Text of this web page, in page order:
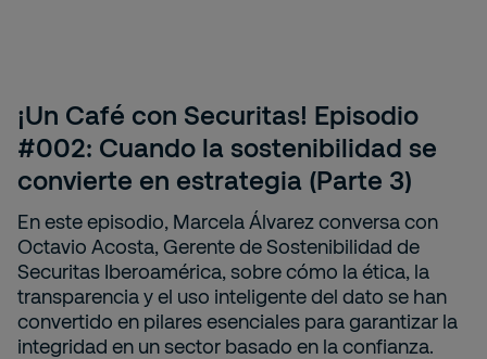
¡Un Café con Securitas! Episodio
#002: Cuando la sostenibilidad se
convierte en estrategia (Parte 3)
En este episodio, Marcela Álvarez conversa con
Octavio Acosta, Gerente de Sostenibilidad de
Securitas Iberoamérica, sobre cómo la ética, la
transparencia y el uso inteligente del dato se han
convertido en pilares esenciales para garantizar la
integridad en un sector basado en la confianza.